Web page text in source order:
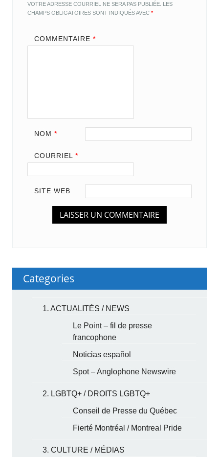
VOTRE ADRESSE COURRIEL NE SERA PAS PUBLIÉE. LES
CHAMPS OBLIGATOIRES SONT INDIQUÉS AVEC*
COMMENTAIRE *
NOM *
COURRIEL *
SITE WEB
Categories
1. ACTUALITÉS / NEWS
Le Point – fil de presse
francophone
Noticias español
Spot – Anglophone Newswire
2. LGBTQ+ / DROITS LGBTQ+
Conseil de Presse du Québec
Fierté Montréal / Montreal Pride
3. CULTURE / MÉDIAS